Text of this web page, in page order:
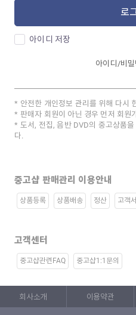
로
아이디 저장
아이디/비밀
안전한 개인정보 관리를 위해 다시
판매자 회원이 아닌 경우 먼저 회원
도서, 전집, 음반 DVD의 중고상품
다.
중고샵 판매관리 이용안내
상품등록 상품배송 정산 고객
고객센터
중고샵관련FAQ 중고샵1:1문의
회사소개 이용약관